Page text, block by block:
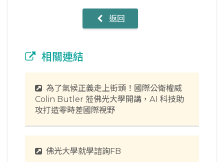
返回
相關連結
為了氣候正義走上街頭！國際公衛權威
Colin Butler 蒞佛光大學開講，AI 科技助
攻打造零時差國際視野
佛光大學就學諮詢FB